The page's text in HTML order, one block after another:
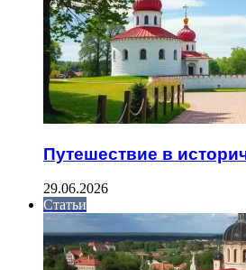
Путешествие в
29.06.2026
Статьи